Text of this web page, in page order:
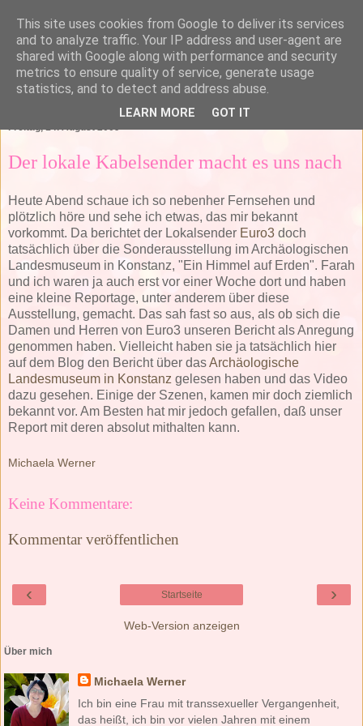
Freitag, 14. August 2009
Der lokale Kabelsender macht es uns nach
Heute Abend schaue ich so nebenher Fernsehen und
plötzlich höre und sehe ich etwas, das mir bekannt
vorkommt. Da berichtet der Lokalsender Euro3 doch
tatsächlich über die Sonderausstellung im Archäologischen
Landesmuseum in Konstanz, "Ein Himmel auf Erden". Farah
und ich waren ja auch erst vor einer Woche dort und haben
eine kleine Reportage, unter anderem über diese
Ausstellung, gemacht. Das sah fast so aus, als ob sich die
Damen und Herren von Euro3 unseren Bericht als Anregung
genommen haben. Vielleicht haben sie ja tatsächlich hier
auf dem Blog den Bericht über dasArchäologische
Landesmuseum in Konstanz gelesen haben und das Video
dazu gesehen. Einige der Szenen, kamen mir doch ziemlich
bekannt vor. Am Besten hat mir jedoch gefallen, daß unser
Report mit deren absolut mithalten kann.
Michaela Werner
Keine Kommentare:
Kommentar veröffentlichen
‹ ›
Startseite
Web-Version anzeigen
Über mich
Michaela Werner
Ich bin eine Frau mit transsexueller Vergangenheit,
das heißt, ich bin vor vielen Jahren mit einem
This site uses cookies from Google to deliver its services
and to analyze traffic. Your IP address and user-agent are
shared with Google along with performance and security
metrics to ensure quality of service, generate usage
statistics, and to detect and address abuse.
LEARN MORE GOT IT